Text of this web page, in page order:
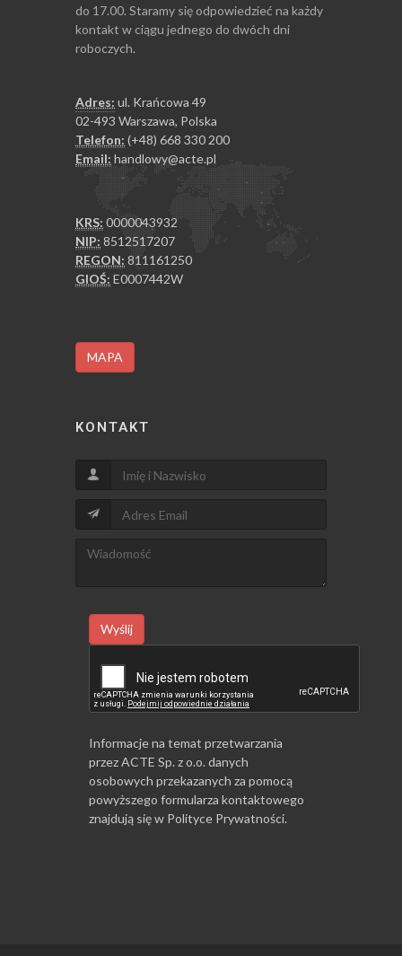
do 17.00. Staramy się odpowiedzieć na każdy
kontakt w ciągu jednego do dwóch dni
roboczych.
Adres: ul. Krańcowa 49
02-493 Warszawa, Polska
Telefon: (+48) 668 330 200
Email: handlowy@acte.pl
KRS: 0000043932
NIP: 8512517207
REGON: 811161250
GIOŚ: E0007442W
MAPA
KONTAKT
Wyślij
Informacje na temat przetwarzania
przez ACTE Sp. z o.o. danych
osobowych przekazanych za pomocą
powyższego formularza kontaktowego
znajdują się w Polityce Prywatności.